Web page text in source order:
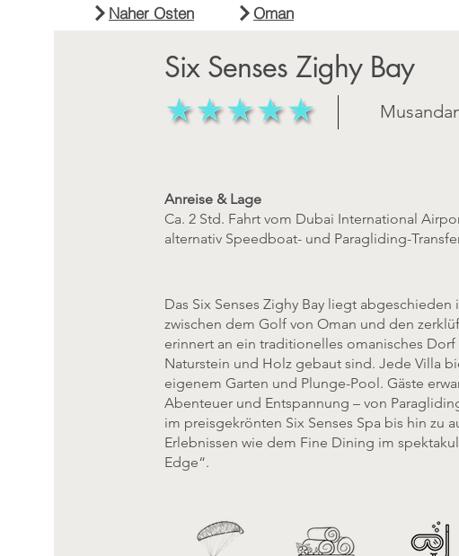
Six Senses Zighy Bay
Anreise & Lage
Ca. 2 Std. Fahrt vom Dubai International
alternativ Speedboat- und Paragliding-
Das Six Senses Zighy Bay liegt
zwischen dem Golf von Oman und den
erinnert an ein traditionelles omanisches
Naturstein und Holz gebaut sind. Jede Villa
eigenem Garten und Plunge-Pool. Gäste
Abenteuer und Entspannung – von
im preisgekrönten Six Senses Spa bis hin zu
Erlebnissen wie dem Fine Dining im
Edge“.
Oman
Naher Osten